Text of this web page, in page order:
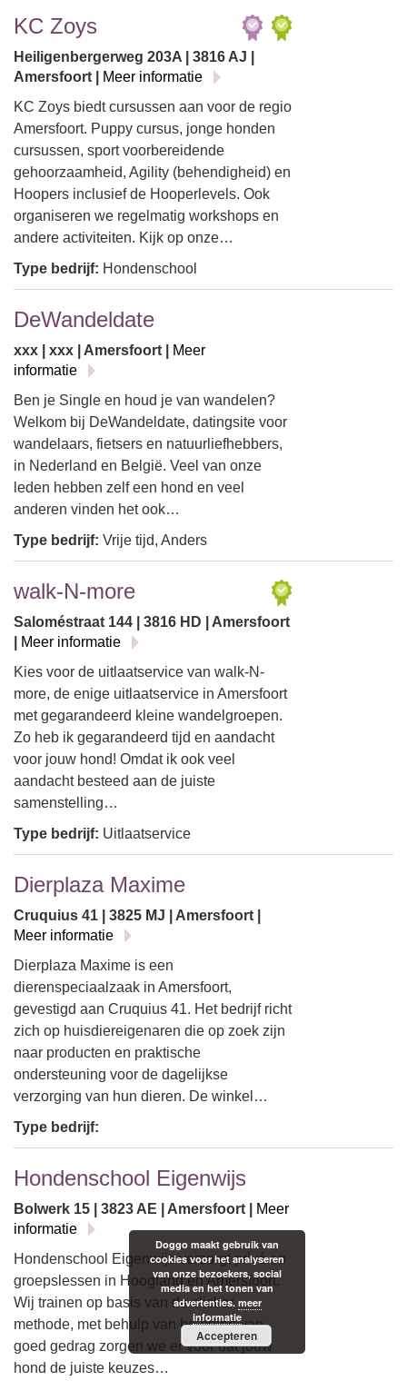
KC Zoys
Heiligenbergerweg 203A | 3816 AJ |
Amersfoort |
Meer informatie
KC Zoys biedt cursussen aan voor de regio
Amersfoort. Puppy cursus, jonge honden
cursussen, sport voorbereidende
gehoorzaamheid, Agility (behendigheid) en
Hoopers inclusief de Hooperlevels. Ook
organiseren we regelmatig workshops en
andere activiteiten. Kijk op onze…
Type bedrijf: Hondenschool
DeWandeldate
xxx | xxx | Amersfoort |
Meer
informatie
Ben je Single en houd je van wandelen?
Welkom bij DeWandeldate, datingsite voor
wandelaars, fietsers en natuurliefhebbers,
in Nederland en België. Veel van onze
leden hebben zelf een hond en veel
anderen vinden het ook…
Type bedrijf: Vrije tijd, Anders
walk-N-more
Saloméstraat 144 | 3816 HD | Amersfoort
Meer informatie
Kies voor de uitlaatservice van walk-N-
more, de enige uitlaatservice in Amersfoort
met gegarandeerd kleine wandelgroepen.
Zo heb ik gegarandeerd tijd en aandacht
voor jouw hond! Omdat ik ook veel
aandacht besteed aan de juiste
samenstelling…
Type bedrijf: Uitlaatservice
Dierplaza Maxime
Cruquius 41 | 3825 MJ | Amersfoort |
Meer informatie
Dierplaza Maxime is een
dierenspeciaalzaak in Amersfoort,
gevestigd aan Cruquius 41. Het bedrijf richt
zich op huisdiereigenaren die op zoek zijn
naar producten en praktische
ondersteuning voor de dagelijkse
verzorging van hun dieren. De winkel…
Type bedrijf:
Hondenschool Eigenwijs
Bolwerk 15 | 3823 AE | Amersfoort |
Meer
informatie
Hondenschool Eigenwijs verzorgt privé en
groepslessen in Hoogland en Amersfoort.
Wij trainen op basis van de clicker
methode, met behulp van beloning van
goed gedrag zorgen we er voor dat jouw
hond de juiste keuzes…
Doggo maakt gebruik van
cookies voor het analyseren
van onze bezoekers, social
media en het tonen van
advertenties. meer
informatie
Accepteren